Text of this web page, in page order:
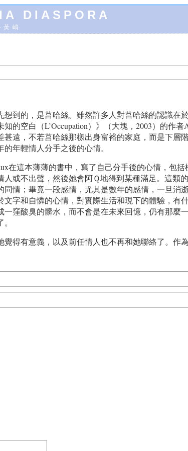
DIASPORA
峭
到的，是莒哈絲。雖然許多人對莒哈絲的認識
的空白（L’Occupation）》（大塊，2003）的作
遠，不若莒哈絲那樣出身富裕的家庭，而是下層
年輕情人分手之後的心情。
在這本薄薄的書中，寫了自己分手後的心情，包
或不出聲，然後她會阿Ｑ地得到某種滿足。這
情；畢竟一段感情，尤其是數年的感情，一旦消
字和自憐的心情，對實際生活和現下的體驗，
窪酸臭的髒水，而不會是在未來回憶，仍有那
得有意義，以及前任情人也不再和她聯絡了。作